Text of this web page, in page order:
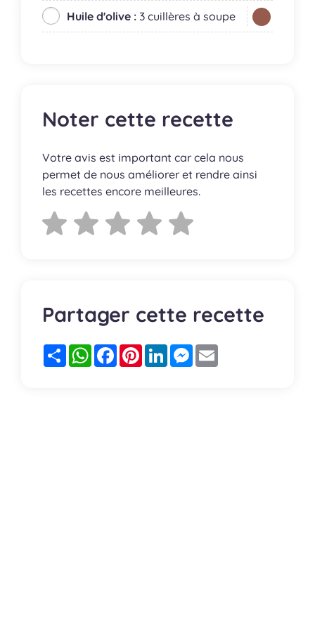
Huile d'olive : 3 cuillères à soupe
Noter cette recette
Votre avis est important car cela nous
permet de nous améliorer et rendre ainsi
les recettes encore meilleures.
Partager cette recette
PartagerWhatsApp
FacebookPinterestLinkedInMessenger